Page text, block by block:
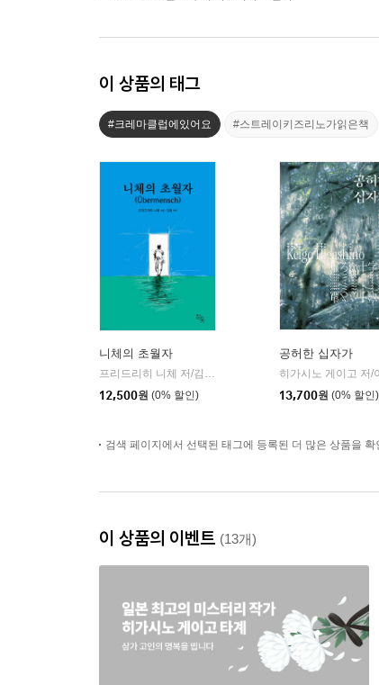
이 상품의 태그
#크레마클럽에있어요 #스트레이키즈리노가읽은책
니체의 초월자
프리드리히 니체 저/김철 편역
12,500원 (0% 할인)
공허한 십자가
13,700원 (0% 할인)
검색 페이지에서 선택된 태그에 등록된 더 많은 상품을 확
이 상품의 이벤트 (13개)